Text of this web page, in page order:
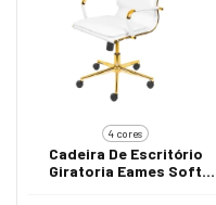
4 cores
Cadeira De Escritório
Giratoria Eames Soft